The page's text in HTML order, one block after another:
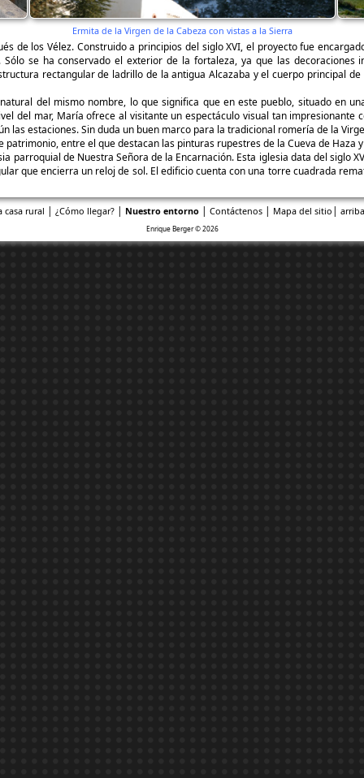
Ermita de la Virgen de la Cabeza con vistas a la Sierra
de los Vélez. Construido a principios del siglo XVI, el proyecto fue
se ha conservado el exterior de la fortaleza, ya que las
rectangular de ladrillo de la antigua Alcazaba y el cuerpo principal
del mismo nombre, lo que significa que en este pueblo, situado en
del mar, María ofrece al visitante un espectáculo visual tan impresionante
las estaciones. Sin duda un buen marco para la tradicional romería de la
entre el que destacan las pinturas rupestres de la Cueva de Haza
parroquial de Nuestra Señora de la Encarnación. Esta iglesia data del siglo
que encierra un reloj de sol. El edificio cuenta con una torre cuadrada
casa rural | ¿Cómo llegar?| Nuestro entorno| Contáctenos| Mapa del sitio |
Enrique Berger © 2026